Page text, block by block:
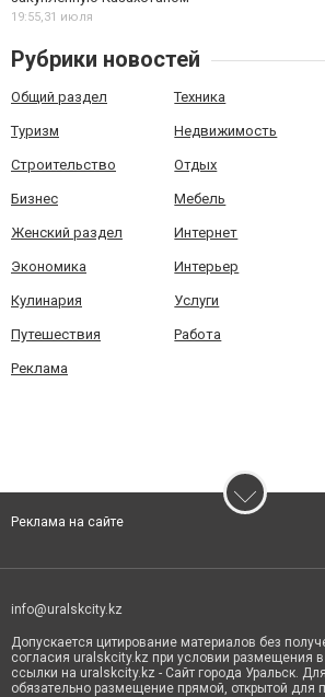
19:55,31 июля
Рубрики новостей
Общий раздел Техника
Туризм Недвижимость
Строительство Отдых
Бизнес Мебель
Женский раздел Интернет
Экономика Интерьер
Кулинария Услуги
Путешествия Работа
Реклама
Реклама на сайте
info@uralskcity.kz
Допускается цитирование материалов без
согласия uralskcity.kz при условии размещения в
ссылки на uralskcity.kz - Сайт города Уральск.
обязательно размещение прямой, открытой для